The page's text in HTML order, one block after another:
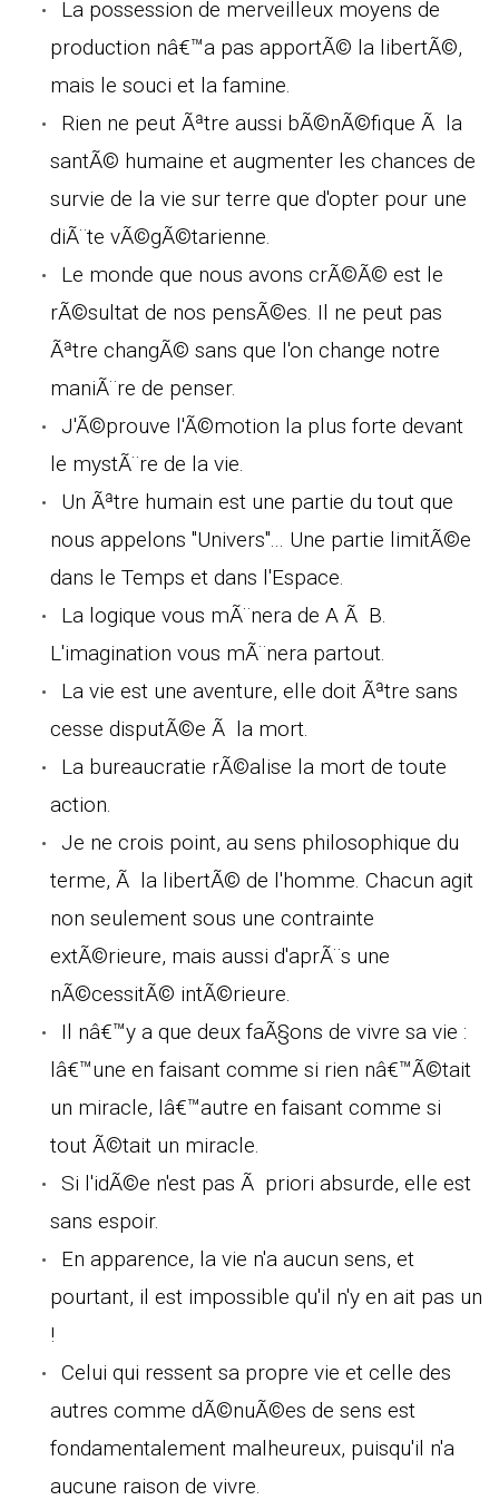
La possession de merveilleux moyens de
production nâ€™a pas apportÃ© la libertÃ©,
mais le souci et la famine.
Rien ne peut Ãªtre aussi bÃ©nÃ©fique Ã la
santÃ© humaine et augmenter les chances de
survie de la vie sur terre que d'opter pour une
diÃ¨te vÃ©gÃ©tarienne.
Le monde que nous avons crÃ©Ã© est le
rÃ©sultat de nos pensÃ©es. Il ne peut pas
Ãªtre changÃ© sans que l'on change notre
maniÃ¨re de penser.
J'Ã©prouve l'Ã©motion la plus forte devant
le mystÃ¨re de la vie.
Un Ãªtre humain est une partie du tout que
nous appelons "Univers"... Une partie limitÃ©e
dans le Temps et dans l'Espace.
La logique vous mÃ¨nera de A Ã B.
L'imagination vous mÃ¨nera partout.
La vie est une aventure, elle doit Ãªtre sans
cesse disputÃ©e Ã la mort.
La bureaucratie rÃ©alise la mort de toute
action.
Je ne crois point, au sens philosophique du
terme, Ã la libertÃ© de l'homme. Chacun agit
non seulement sous une contrainte
extÃ©rieure, mais aussi d'aprÃ¨s une
nÃ©cessitÃ© intÃ©rieure.
Il nâ€™y a que deux faÃ§ons de vivre sa vie :
lâ€™une en faisant comme si rien nâ€™Ã©tait
un miracle, lâ€™autre en faisant comme si
tout Ã©tait un miracle.
Si l'idÃ©e n'est pas Ã priori absurde, elle est
sans espoir.
En apparence, la vie n'a aucun sens, et
pourtant, il est impossible qu'il n'y en ait pas un
!
Celui qui ressent sa propre vie et celle des
autres comme dÃ©nuÃ©es de sens est
fondamentalement malheureux, puisqu'il n'a
aucune raison de vivre.